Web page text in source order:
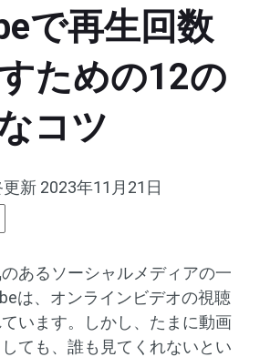
で再生回数
ための12の
コツ
新 2023年11月21日
あるソーシャルメディアの一
は、オンラインビデオの視聴
います。しかし、たまに動画
ても、誰も見てくれないとい